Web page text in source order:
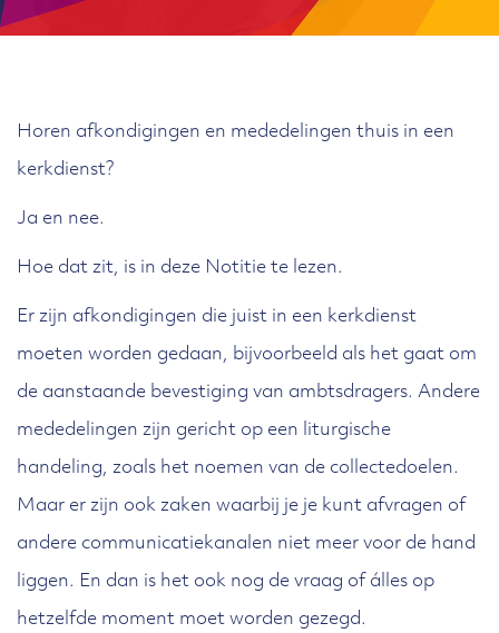
Horen afkondigingen en mededelingen thuis in een
kerkdienst?
Ja en nee.
Hoe dat zit, is in deze Notitie te lezen.
Er zijn afkondigingen die juist in een kerkdienst
moeten worden gedaan, bijvoorbeeld als het gaat om
de aanstaande bevestiging van ambtsdragers. Andere
mededelingen zijn gericht op een liturgische
handeling, zoals het noemen van de collectedoelen.
Maar er zijn ook zaken waarbij je je kunt afvragen of
andere communicatiekanalen niet meer voor de hand
liggen. En dan is het ook nog de vraag of álles op
hetzelfde moment moet worden gezegd.